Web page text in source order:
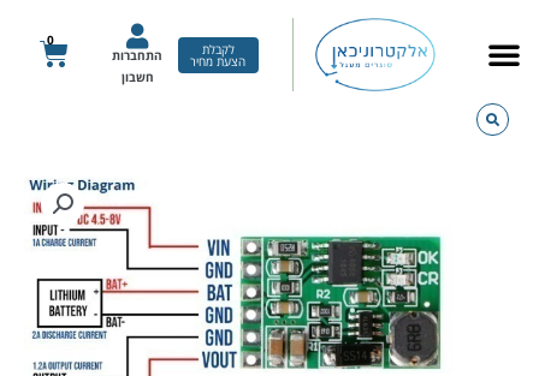
לקבלת
הצעת מחיר
התחברות
חשבון
0
עגלת